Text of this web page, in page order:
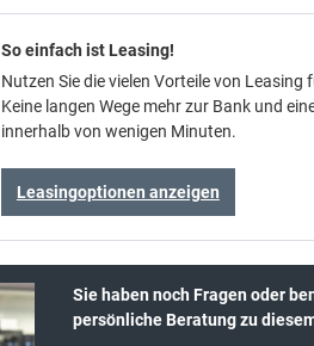
So einfach ist Leasing!
Nutzen Sie die vielen Vorteile von Leasing
Keine langen Wege mehr zur Bank und
innerhalb von wenigen Minuten.
Leasingoptionen anzeigen
Sie haben noch Fragen oder
persönliche Beratung zu